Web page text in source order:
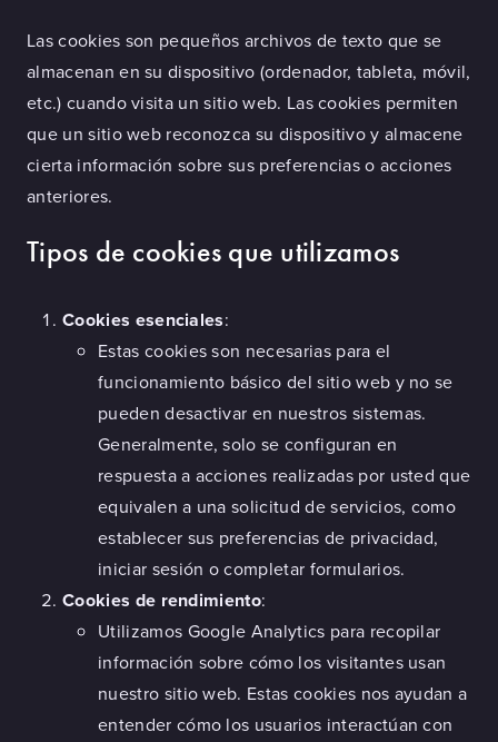
Las cookies son pequeños archivos de texto que se
almacenan en su dispositivo (ordenador, tableta, móvil,
etc.) cuando visita un sitio web. Las cookies permiten
que un sitio web reconozca su dispositivo y almacene
cierta información sobre sus preferencias o acciones
anteriores.
Tipos de cookies que utilizamos
Cookies esenciales:
Estas cookies son necesarias para el
funcionamiento básico del sitio web y no se
pueden desactivar en nuestros sistemas.
Generalmente, solo se configuran en
respuesta a acciones realizadas por usted que
equivalen a una solicitud de servicios, como
establecer sus preferencias de privacidad,
iniciar sesión o completar formularios.
Cookies de rendimiento:
Utilizamos Google Analytics para recopilar
información sobre cómo los visitantes usan
nuestro sitio web. Estas cookies nos ayudan a
entender cómo los usuarios interactúan con